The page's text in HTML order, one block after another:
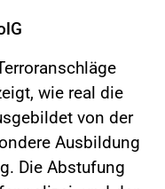
wie real die
von der
Ausbildung
Die Abstufung